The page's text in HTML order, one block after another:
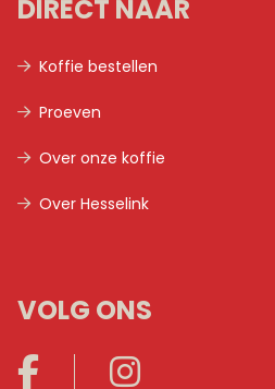
DIRECT NAAR
Koffie bestellen
Proeven
Over onze koffie
Over Hesselink
VOLG ONS